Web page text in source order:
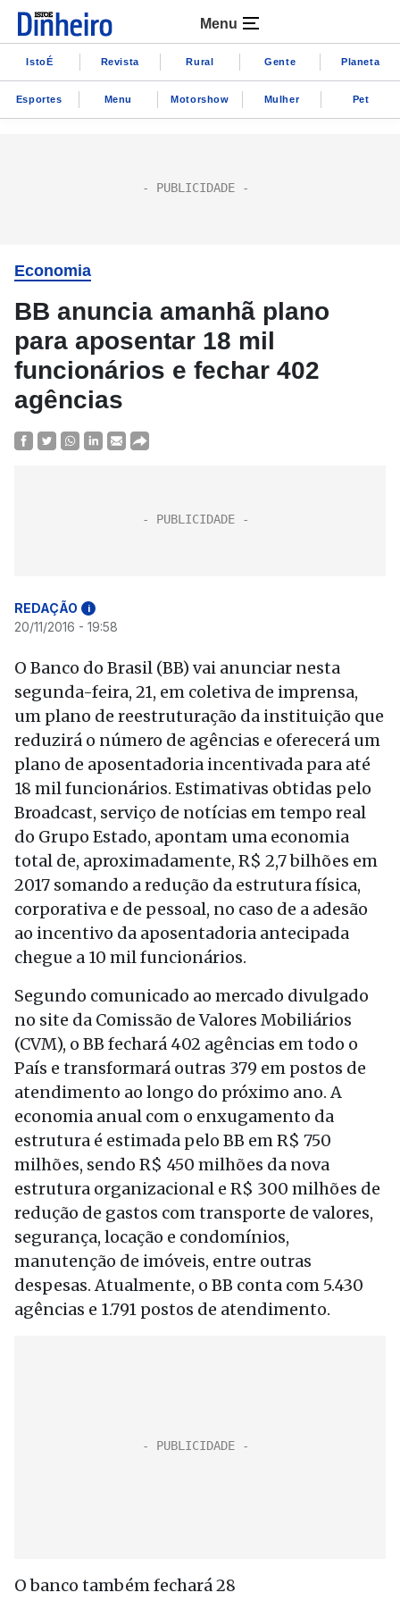
Menu
IstoÉ Revista Rural Gente Planeta
Esportes Menu Motorshow Mulher Pet
Economia
BB anuncia amanhã plano
para aposentar 18 mil
funcionários e fechar 402
agências
REDAÇÃO i
20/11/2016 - 19:58
O Banco do Brasil (BB) vai anunciar nesta
segunda-feira, 21, em coletiva de imprensa,
um plano de reestruturação da instituição que
reduzirá o número de agências e oferecerá um
plano de aposentadoria incentivada para até
18 mil funcionários. Estimativas obtidas pelo
Broadcast, serviço de notícias em tempo real
do Grupo Estado, apontam uma economia
total de, aproximadamente, R$ 2,7 bilhões em
2017 somando a redução da estrutura física,
corporativa e de pessoal, no caso de a adesão
ao incentivo da aposentadoria antecipada
chegue a 10 mil funcionários.
Segundo comunicado ao mercado divulgado
no site da Comissão de Valores Mobiliários
(CVM), o BB fechará 402 agências em todo o
País e transformará outras 379 em postos de
atendimento ao longo do próximo ano. A
economia anual com o enxugamento da
estrutura é estimada pelo BB em R$ 750
milhões, sendo R$ 450 milhões da nova
estrutura organizacional e R$ 300 milhões de
redução de gastos com transporte de valores,
segurança, locação e condomínios,
manutenção de imóveis, entre outras
despesas. Atualmente, o BB conta com 5.430
agências e 1.791 postos de atendimento.
O banco também fechará 28